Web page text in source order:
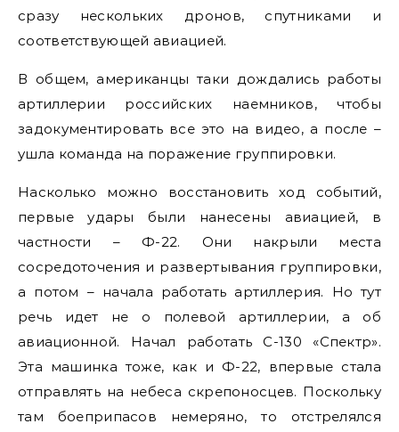
сразу нескольких дронов, спутниками и
соответствующей авиацией.
В общем, американцы таки дождались работы
артиллерии российских наемников, чтобы
задокументировать все это на видео, а после –
ушла команда на поражение группировки.
Насколько можно восстановить ход событий,
первые удары были нанесены авиацией, в
частности – Ф-22. Они накрыли места
сосредоточения и развертывания группировки,
а потом – начала работать артиллерия. Но тут
речь идет не о полевой артиллерии, а об
авиационной. Начал работать С-130 «Спектр».
Эта машинка тоже, как и Ф-22, впервые стала
отправлять на небеса скрепоносцев. Поскольку
там боеприпасов немеряно, то отстрелялся